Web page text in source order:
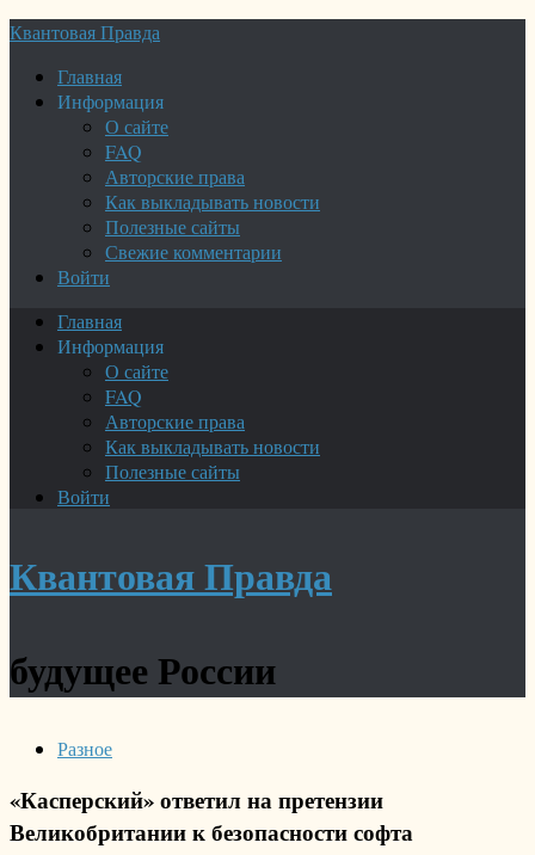
Квантовая Правда
Главная
Информация
О сайте
FAQ
Авторские права
Как выкладывать новости
Полезные сайты
Свежие комментарии
Войти
Главная
Информация
О сайте
FAQ
Авторские права
Как выкладывать новости
Полезные сайты
Войти
Квантовая Правда
будущее России
Разное
«Касперский» ответил на претензии
Великобритании к безопасности софта